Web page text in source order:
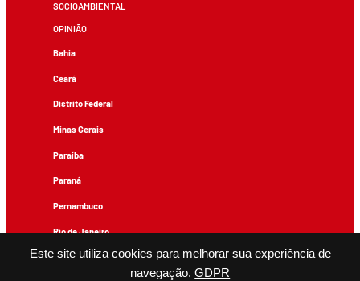
Este site utiliza cookies para melhorar sua experiência de
navegação. GDPR
SOCIOAMBIENTAL
OPINIÃO
Bahia
Ceará
Distrito Federal
Minas Gerais
Paraíba
Paraná
Pernambuco
Rio de Janeiro
Rio Grande do Sul